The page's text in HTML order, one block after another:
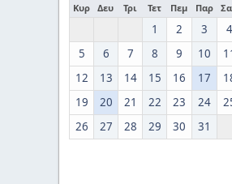
Κυρ Δευ Τρι Τετ Πεμ Παρ
1 2 3
4
5
6 7 8 9 10
12
13 14 15 16 17
19
20 21 22 23 24
26
27 28 29 30 31